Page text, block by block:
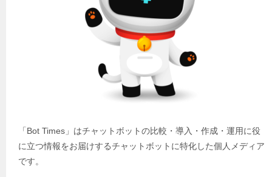
「Bot Times」はチャットボットの比較・導入・作成・運用に役
に立つ情報をお届けするチャットボットに特化した個人メディア
です。